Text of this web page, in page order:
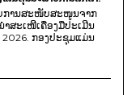
ການສະໜັບສະໜູນຈາກ
ສະເໜີເຄື່ອງມືປະເມີນ
2026. ກອງປະຊຸມແມ່ນ